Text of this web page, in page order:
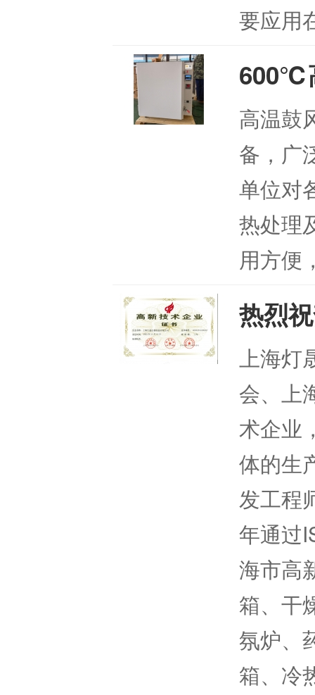
要应用
600℃
高温鼓
备，广
单位对
热处理
用方便
热烈
上海灯
会、上
术企业
体的生
发工程
年通过
海市高
箱、干
氛炉、
箱、冷